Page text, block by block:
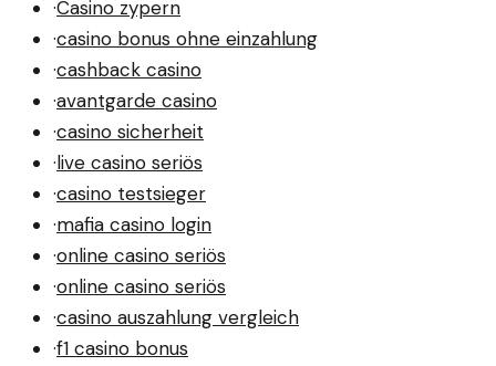
·Casino zypern
·casino bonus ohne einzahlung
·cashback casino
·avantgarde casino
·casino sicherheit
·live casino seriös
·casino testsieger
·mafia casino login
·online casino seriös
·online casino seriös
·casino auszahlung vergleich
·f1 casino bonus